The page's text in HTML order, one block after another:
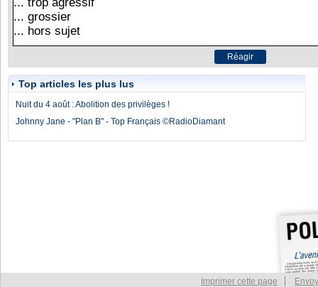
Top articles les plus lus
Nuit du 4 août : Abolition des privilèges !
Johnny Jane - "Plan B" - Top Français ©RadioDiamant
Imprimer cette page